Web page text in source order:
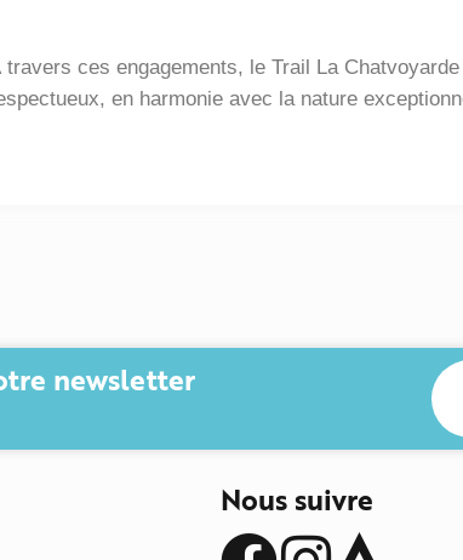
travers ces engagements, le Trail La
en harmonie avec la nature
newsletter
Nous suivre